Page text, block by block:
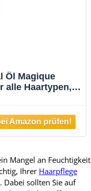
Öl Magique
alle Haartypen,
bis 230 °C, 1
Mangel an Feuchtigkeit
Ihrer Haarpflege
sollten Sie auf